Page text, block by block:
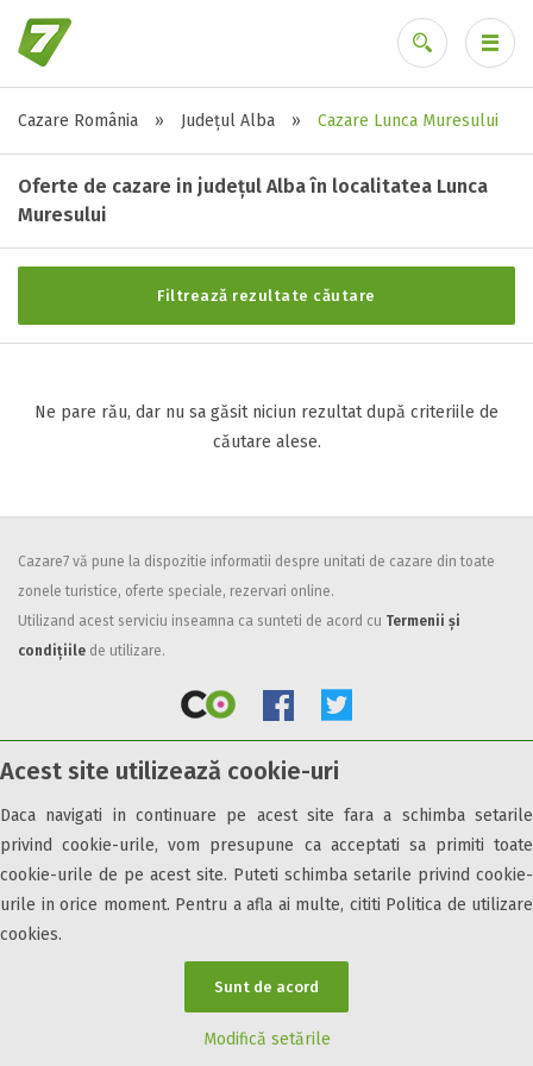
Acest site utilizează cookie-uri
Daca navigati in continuare pe acest site fara a schimba setarile
privind cookie-urile, vom presupune ca acceptati sa primiti toate
cookie-urile de pe acest site. Puteti schimba setarile privind cookie-
urile in orice moment. Pentru a afla ai multe, cititi Politica de utilizare
cookies.
Sunt de acord
Modifică setările
Cazare România » Județul Alba » Cazare Lunca Muresului
Oferte de cazare in județul Alba în localitatea Lunca
Muresului
Filtrează rezultate căutare
Stele / margarete
Neclasificat
1 stea / margareta
3 stele / margarete
4 stele / margarete
Selecteaza pretul
Facilități
Internet wireless
Parcare
All inclusive
Pensiune completa
Demipensiune
Mic dejun
Accepta animale
Accepta voucher vacanta
Acces persoane cu dizabilități
Ne pare rău, dar nu sa găsit niciun rezultat după criteriile de
căutare alese.
Cazare7 vă pune la dispozitie informatii despre unitati de cazare din toate
zonele turistice, oferte speciale, rezervari online.
Utilizand acest serviciu inseamna ca sunteti de acord cu Termenii și
condițiile de utilizare.
Obiective turistice Informații utile Parteneri Cazare7 Harta Cazare7